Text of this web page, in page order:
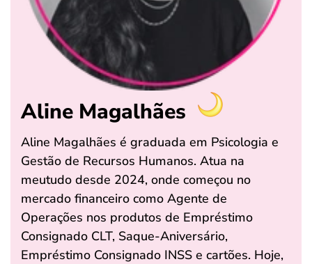
Aline Magalhães
Aline Magalhães é graduada em Psicologia e
Gestão de Recursos Humanos. Atua na
meutudo desde 2024, onde começou no
mercado financeiro como Agente de
Operações nos produtos de Empréstimo
Consignado CLT, Saque-Aniversário,
Empréstimo Consignado INSS e cartões. Hoje,